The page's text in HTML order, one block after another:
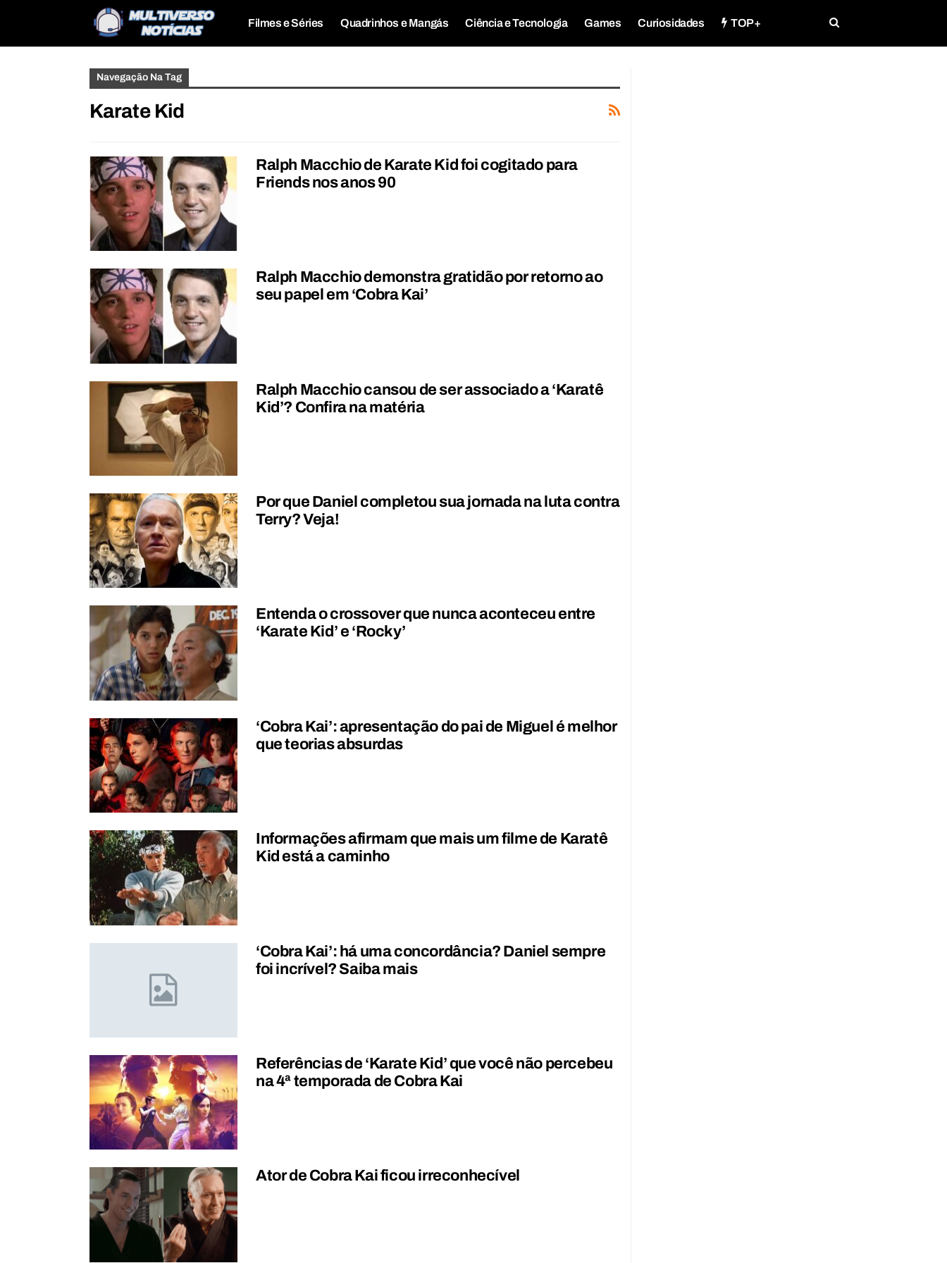
Filmes e Séries Quadrinhos e Mangás Ciência e Tecnologia Games Curiosidades TOP+
Navegação Na Tag
Karate Kid
Ralph Macchio de Karate Kid foi cogitado para
Friends nos anos 90
Ralph Macchio demonstra gratidão por retorno ao
seu papel em ‘Cobra Kai’
Ralph Macchio cansou de ser associado a ‘Karatê
Kid’? Confira na matéria
Por que Daniel completou sua jornada na luta contra
Terry? Veja!
Entenda o crossover que nunca aconteceu entre
‘Karate Kid’ e ‘Rocky’
‘Cobra Kai’: apresentação do pai de Miguel é melhor
que teorias absurdas
Informações afirmam que mais um filme de Karatê
Kid está a caminho
‘Cobra Kai’: há uma concordância? Daniel sempre
foi incrível? Saiba mais
Referências de ‘Karate Kid’ que você não percebeu
na 4ª temporada de Cobra Kai
Ator de Cobra Kai ficou irreconhecível